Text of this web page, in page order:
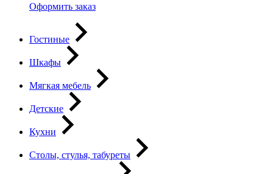
Оформить заказ
Гостиные
Шкафы
Мягкая мебель
Детские
Кухни
Столы, стулья, табуреты